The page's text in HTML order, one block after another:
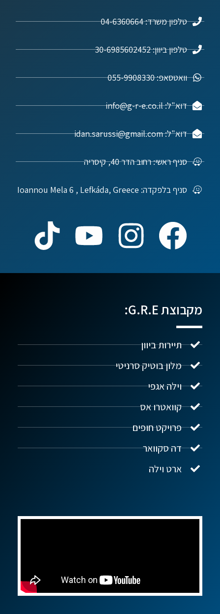
טלפון משרד: 04-6360664
טלפון ביוון: 30-6985602452
וואטסאפ: 055-9908330
דוא"ל: info@g-r-e.co.il
דוא"ל: idan.sarussi@gmail.com
סניף ראשי: רחוב הדר 40, קיסריה
סניף בלפקדה: Ioannou Mela 6 , Lefkáda, Greece
מקבוצת G.R.E:
תיירות ביוון
מלון בוטיק סרניטי
וילה אגפי
קוואטרו אס
פרויקט חופים
דה סקוואר
ארט וילה
נדל"ן ביוון G.R.E
שלום! איך אפשר לעזור?